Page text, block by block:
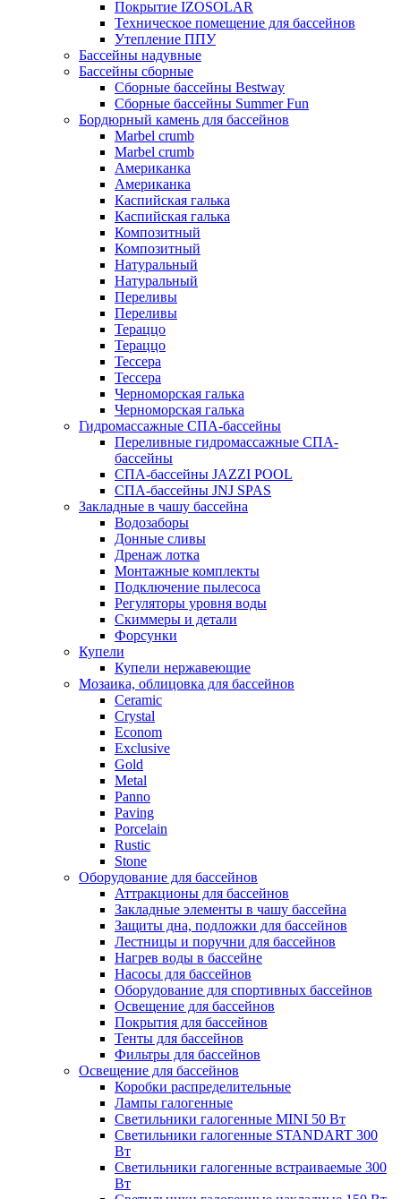
Покрытие IZOSOLAR
Техническое помещение для бассейнов
Утепление ППУ
Бассейны надувные
Бассейны сборные
Сборные бассейны Bestway
Сборные бассейны Summer Fun
Бордюрный камень для бассейнов
Marbel crumb
Marbel crumb
Американка
Американка
Каспийская галька
Каспийская галька
Композитный
Композитный
Натуральный
Натуральный
Переливы
Переливы
Тераццо
Тераццо
Тессера
Тессера
Черноморская галька
Черноморская галька
Гидромассажные СПА-бассейны
Переливные гидромассажные СПА-
бассейны
СПА-бассейны JAZZI POOL
СПА-бассейны JNJ SPAS
Закладные в чашу бассейна
Водозаборы
Донные сливы
Дренаж лотка
Монтажные комплекты
Подключение пылесоса
Регуляторы уровня воды
Скиммеры и детали
Форсунки
Купели
Купели нержавеющие
Мозаика, облицовка для бассейнов
Ceramic
Crystal
Econom
Exclusive
Gold
Metal
Panno
Paving
Porcelain
Rustic
Stone
Оборудование для бассейнов
Аттракционы для бассейнов
Закладные элементы в чашу бассейна
Защиты дна, подложки для бассейнов
Лестницы и поручни для бассейнов
Нагрев воды в бассейне
Насосы для бассейнов
Оборудование для спортивных бассейнов
Освещение для бассейнов
Покрытия для бассейнов
Тенты для бассейнов
Фильтры для бассейнов
Освещение для бассейнов
Коробки распределительные
Лампы галогенные
Светильники галогенные MINI 50 Вт
Светильники галогенные STANDART 300
Вт
Светильники галогенные встраиваемые 300
Вт